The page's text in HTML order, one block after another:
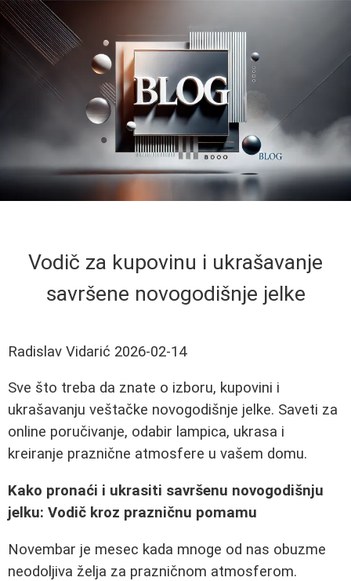
Vodič za kupovinu i ukrašavanje
savršene novogodišnje jelke
Radislav Vidarić 2026-02-14
Sve što treba da znate o izboru, kupovini i
ukrašavanju veštačke novogodišnje jelke. Saveti za
online poručivanje, odabir lampica, ukrasa i
kreiranje praznične atmosfere u vašem domu.
Kako pronaći i ukrasiti savršenu novogodišnju
jelku: Vodič kroz prazničnu pomamu
Novembar je mesec kada mnoge od nas obuzme
neodoljiva želja za prazničnom atmosferom.